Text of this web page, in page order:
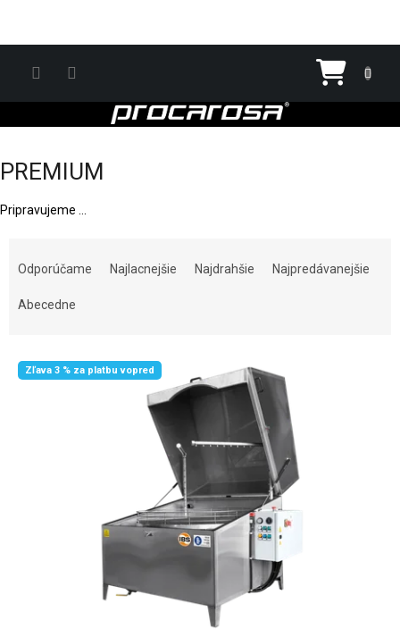
PREMIUM
Pripravujeme ...
Odporúčame Najlacnejšie Najdrahšie Najpredávanejšie
Abecedne
Výpis produktov
Zľava 3 % za platbu vopred